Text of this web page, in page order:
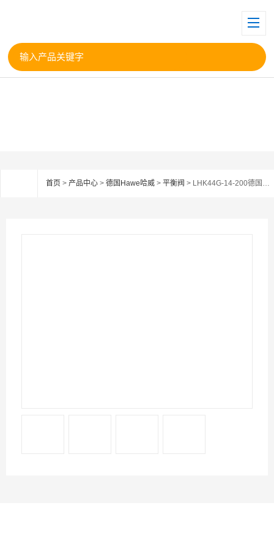
首页 > 产品中心 > 德国Hawe哈威 > 平衡阀 > LHK44G-14-200德国HAWE哈威平衡阀LHK44G-14-20代理现货